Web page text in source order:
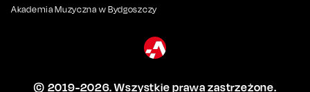
Akademia Muzyczna w Bydgoszczy
© 2019-2026. Wszystkie prawa zastrzeżone.